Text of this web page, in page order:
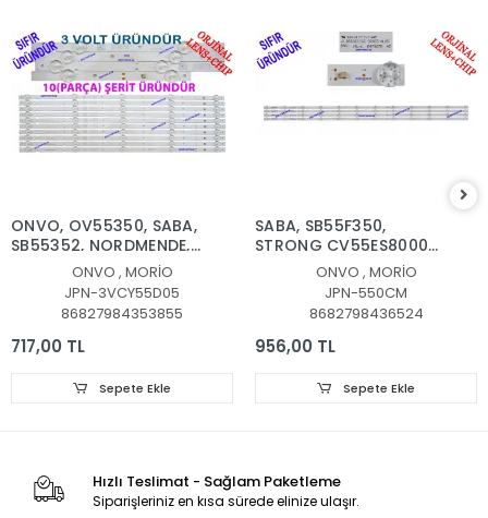
ONVO, OV55350, SABA,
SB55352, NORDMENDE,
NM55350, LED BAR,
BACKLIGHT, OV55-
9000, MORİO MR55850
LED BAR, CY55D05-
ZC62AG-02,
55DN-2W-15V-33MA,
HV550QUB-F84, 3VOLT
ONVO , MORİO
JPN-3VCY55D05
86827984353855
717,00 TL
Sepete Ekle
SABA, SB55F350,
STRONG CV55ES8000F,
LED BAR, BACKLIGHT,
PANEL LEDLERİ,
JL.D550C1330-006BS-
M_V01, LED BAR,
BACKLIGHT, LE-55S1,
CX55D12-ZC62AG-04D
ONVO , MORİO
JPN-550CM
8682798436524
956,00 TL
Sepete Ekle
Hızlı Teslimat - Sağlam Paketleme
Siparişleriniz en kısa sürede elinize ulaşır.